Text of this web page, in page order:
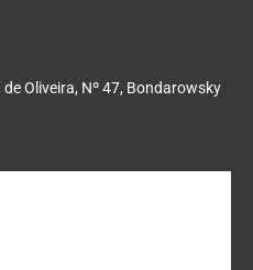
Oliveira, Nº 47, Bondarowsky